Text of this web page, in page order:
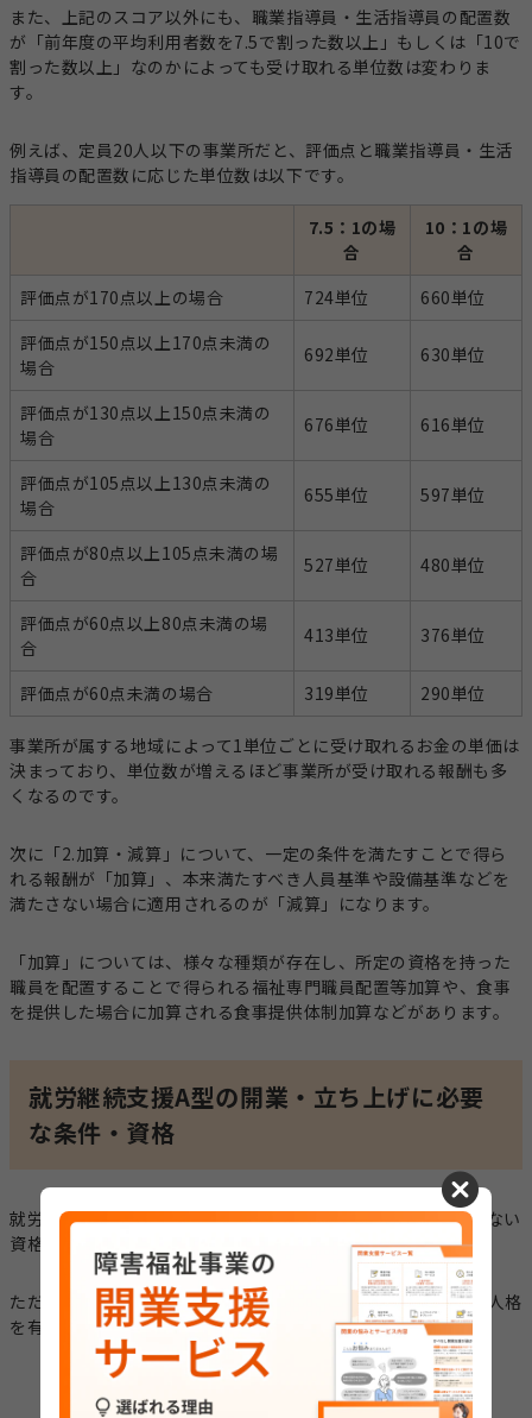
また、上記のスコア以外にも、職業指導員・生活指導員の配置数
が「前年度の平均利用者数を7.5で割った数以上」もしくは「10で
割った数以上」なのかによっても受け取れる単位数は変わりま
す。
例えば、定員20人以下の事業所だと、評価点と職業指導員・生活
指導員の配置数に応じた単位数は以下です。
7.5：1の場
合
10：1の場
合
評価点が170点以上の場合
724単位
660単位
評価点が150点以上170点未満の
場合
692単位 630単位
評価点が130点以上150点未満の
場合
676単位 616単位
評価点が105点以上130点未満の
場合
655単位 597単位
評価点が80点以上105点未満の場
合
527単位 480単位
評価点が60点以上80点未満の場
合
413単位 376単位
評価点が60点未満の場合 319単位 290単位
事業所が属する地域によって1単位ごとに受け取れるお金の単価は
決まっており、単位数が増えるほど事業所が受け取れる報酬も多
くなるのです。
次に「2.加算・減算」について、一定の条件を満たすことで得ら
れる報酬が「加算」、本来満たすべき人員基準や設備基準などを
満たさない場合に適用されるのが「減算」になります。
「加算」については、様々な種類が存在し、所定の資格を持った
職員を配置することで得られる福祉専門職員配置等加算や、食事
を提供した場合に加算される食事提供体制加算などがあります。
就労継続支援A型の開業・立ち上げに必要
な条件・資格
就労継続支援A型の経営者になるために持っていなければならない
資格はありません。
ただし、就労継続支援A型を開業・運営していくためには、法人格
を有した上で3つの条件を満たしている必要があります。
法人格を有している
人員基準を満たす
cancel